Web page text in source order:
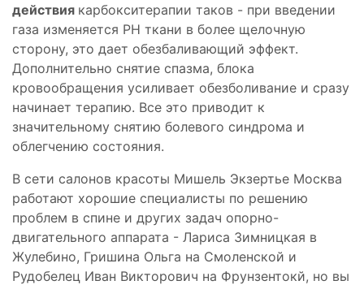
действия карбокситерапии таков - при введении
газа изменяется PH ткани в более щелочную
сторону, это дает обезбаливающий эффект.
Дополнительно снятие спазма, блока
кровообращения усиливает обезболивание и сразу
начинает терапию. Все это приводит к
значительному снятию болевого синдрома и
облегчению состояния.
В сети салонов красоты Мишель Экзертье Москва
работают хорошие специалисты по решению
проблем в спине и других задач опорно-
двигательного аппарата - Лариса Зимницкая в
Жулебино, Гришина Ольга на Смоленской и
Рудобелец Иван Викторович на Фрунзентокй, но вы